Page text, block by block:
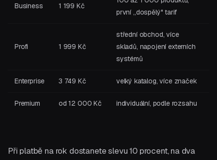
Business 1 199 Kč
první „dospělý" tarif
Profi 1 999 Kč
střední obchod, více
skladů, napojení externích
systémů
Enterprise 3 749 Kč velký katalog, více značek
Premium od 12 000 Kč individuální, podle rozsahu
Při platbě na rok dostanete slevu 10 procent, na dva